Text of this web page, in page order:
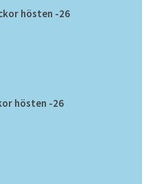
hösten -26
hösten -26